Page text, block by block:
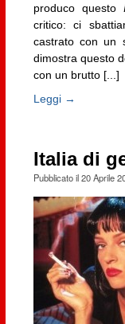
produco questo
critico: ci
castrato con un
dimostra questo
con un brutto [...]
Leggi →
Italia di
Pubblicato il20 Aprile